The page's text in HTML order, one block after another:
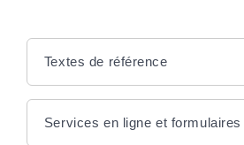
Textes de référence
Services en ligne et formulaires